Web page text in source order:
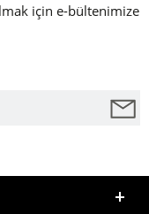
için e-bültenimize